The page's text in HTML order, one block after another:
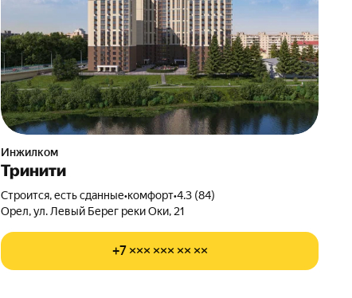
Инжилком
Тринити
Строится, есть сданные•комфорт•4.3 (84)
Орел, ул. Левый Берег реки Оки, 21
+7 ××× ××× ×× ××